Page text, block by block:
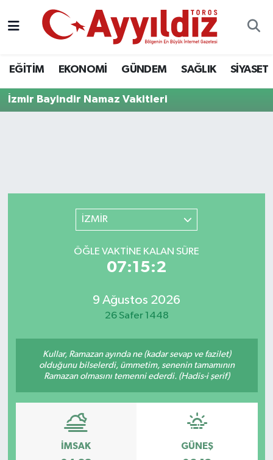
EĞİTİM EKONOMİ GÜNDEM SAĞLIK SİYASET
İzmir Bayindir Namaz Vakitleri
İZMİR
ÖĞLE VAKTINE KALAN SÜRE
07:15:2
9 Ağustos 2026
26 Safer 1448
Kullar, Ramazan ayında ne (kadar sevap ve fazilet)
olduğunu bilselerdi, ümmetim, senenin tamamının
Ramazan olmasını temenni ederdi. (Hadis-i şerif)
İMSAK GÜNEŞ